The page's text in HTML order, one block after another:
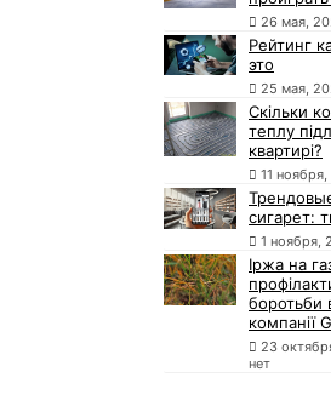
26 мая,
Рейтинг
это
25 мая,
Скільки
теплу
квартирі?
11
сигарет:
1 ноября,
Іржа на
боротьби
компанії
23
нет